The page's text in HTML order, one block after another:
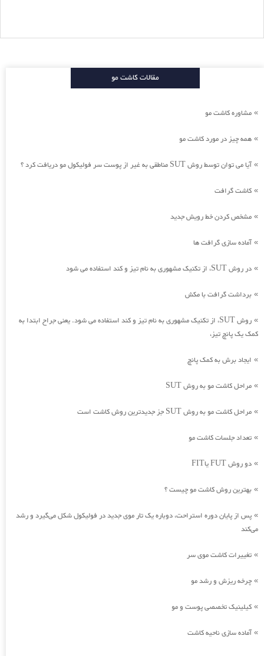
مقالات کاشت مو
» مشاوره کاشت مو
» همه چیز در مورد کاشت مو
»آیا می توان توسط روش SUT مناطقی به غیر از پوست سر فولیکول مو دریافت کرد ؟
» کاشت گرافت
» مشخص کردن خط رویش جدید
»آماده سازی گرافت ها
» در روش SUT، از تکنیک مشهوری به نام تیز و کند استفاده می شود
» برداشت گرافت با مکش
»
روش SUT، از تکنیک مشهوری به نام تیز و کند استفاده می شود. یعنی جراح ابتدا به
کمک یک پانچ تیز،
» ایجاد برش به کمک پانچ
» مراحل کاشت مو به روش SUT
» مراحل کاشت مو به روش SUT جز جدیدترین روش کاشت است
» تعداد جلسات کاشت مو
» دو روش FUT یاFIT
» بهترین روش کاشت مو چیست ؟
» پس از پایان دوره استراحت، دوباره یک تار موی جدید در فولیکول شکل می‌گیرد و رشد
می‌کند
» تغییرات کاشت موی سر
» چرخه ریزش و رشد مو
» کیلینیک تخصصی پوست و مو
»آماده سازی ناحیه کاشت